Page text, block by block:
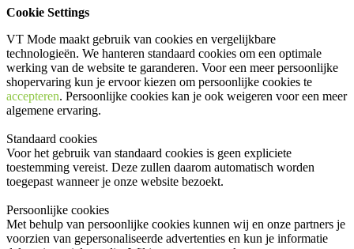
Cookie Settings
VT Mode maakt gebruik van cookies en vergelijkbare
technologieën. We hanteren standaard cookies om een optimale
werking van de website te garanderen. Voor een meer persoonlijke
shopervaring kun je ervoor kiezen om persoonlijke cookies te
accepteren. Persoonlijke cookies kan je ook weigeren voor een meer
algemene ervaring.
Standaard cookies
Voor het gebruik van standaard cookies is geen expliciete
toestemming vereist. Deze zullen daarom automatisch worden
toegepast wanneer je onze website bezoekt.
Persoonlijke cookies
Met behulp van persoonlijke cookies kunnen wij en onze partners je
voorzien van gepersonaliseerde advertenties en kun je informatie